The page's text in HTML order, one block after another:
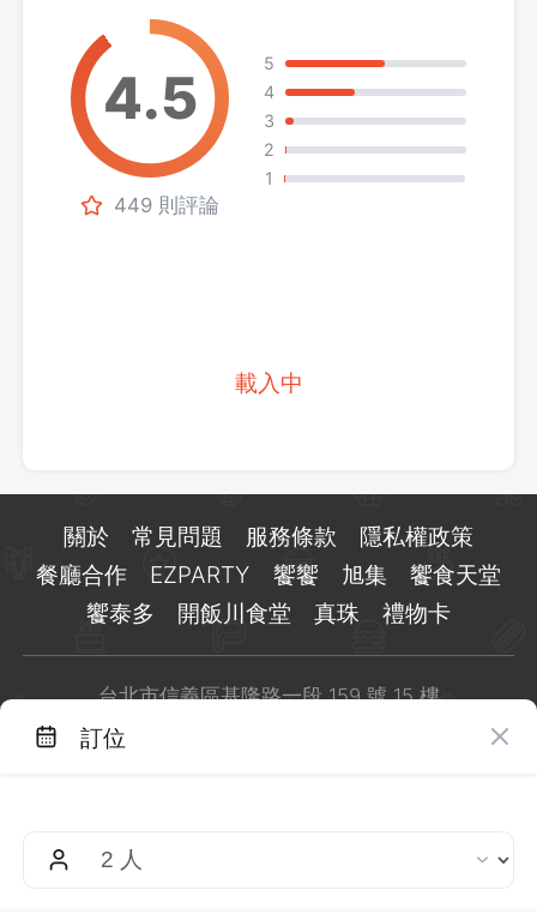
449 則評論
5
4
3
2
1
載入中
訂位
關於 常見問題 服務條款
隱私權政策
餐廳合作
EZPARTY 饗饗 旭集
饗食天堂
饗泰多
開飯川食堂 真珠 禮物卡
台北市信義區基隆路一段 159 號 15 樓